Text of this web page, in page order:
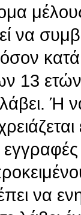
να
κατά
13
Ή
να